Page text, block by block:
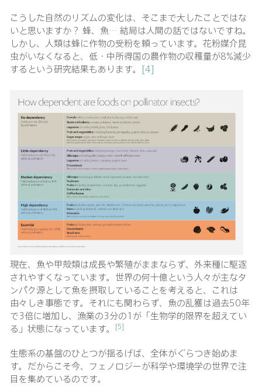
こうした自然のリズムの変化は、そこまで大したことではな
いと思いますか？ 蜂、魚… 結局は人間の話ではないですね。
しかし、人類は蜂に作物の受粉を頼っています。花粉媒介昆
虫がいなくなると、低・中所得国の農作物の収穫量が8%減少
するという研究結果もあります。 [4]
現在、魚や甲殻類は成長や繁殖がままならず、外来種に駆逐
されやすくなっています。世界の何十億という人々が主なタ
ンパク源として魚を摂取していることを考えると、これは
由々しき事態です。それにも関わらず、魚の乱獲は過去50年
で3倍に増加し、漁業の3分の1が「生物学的限界を超えてい
る」状態になっています。
[5]
生態系の基盤のひとつが揺るげば、全体がぐらつき始めま
す。だからこそ今、フェノロジーが科学や環境学の世界で注
目を集めているのです。